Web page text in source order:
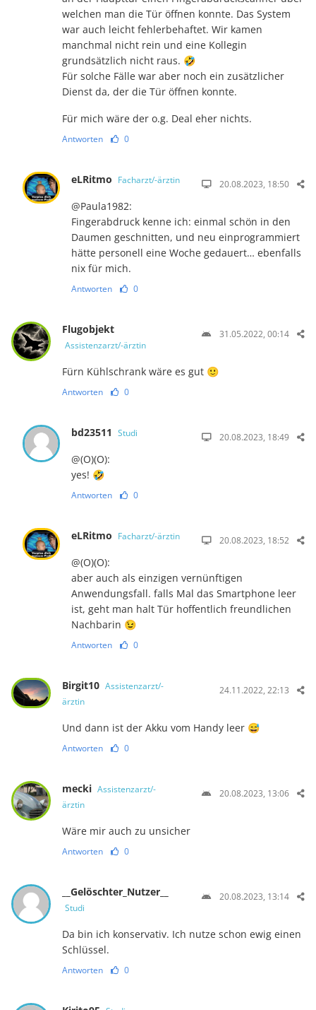
welchen man die Tür öffnen konnte. Das System
war auch leicht fehlerbehaftet. Wir kamen
manchmal nicht rein und eine Kollegin
grundsätzlich nicht raus. 🤣
Für solche Fälle war aber noch ein zusätzlicher
Dienst da, der die Tür öffnen konnte.
Für mich wäre der o.g. Deal eher nichts.
Antworten 0
eLRitmo Facharzt/-ärztin 20.08.2023, 18:50
@Paula1982:
Fingerabdruck kenne ich: einmal schön in den
Daumen geschnitten, und neu einprogrammiert
hätte personell eine Woche gedauert… ebenfalls
nix für mich.
Antworten 0
Flugobjekt
Assistenzarzt/-ärztin
31.05.2022, 00:14
Fürn Kühlschrank wäre es gut 🙂
Antworten 0
bd23511 Studi 20.08.2023, 18:49
@(O)(O):
yes! 🤣
Antworten 0
eLRitmo Facharzt/-ärztin 20.08.2023, 18:52
@(O)(O):
aber auch als einzigen vernünftigen
Anwendungsfall. falls Mal das Smartphone leer
ist, geht man halt Tür hoffentlich freundlichen
Nachbarin 😉
Antworten 0
Birgit10 Assistenzarzt/-
ärztin
24.11.2022, 22:13
Und dann ist der Akku vom Handy leer 😅
Antworten 0
mecki Assistenzarzt/-
ärztin
20.08.2023, 13:06
Wäre mir auch zu unsicher
Antworten 0
__Gelöschter_Nutzer__
Studi
20.08.2023, 13:14
Da bin ich konservativ. Ich nutze schon ewig einen
Schlüssel.
Antworten 0